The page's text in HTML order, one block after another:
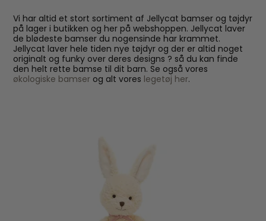
Vi har altid et stort sortiment af Jellycat bamser og tøjdyr
på lager i butikken og her på webshoppen. Jellycat laver
de blødeste bamser du nogensinde har krammet.
Jellycat laver hele tiden nye tøjdyr og der er altid noget
originalt og funky over deres designs ? så du kan finde
den helt rette bamse til dit barn. Se også vores
økologiske bamser og alt vores legetøj her.